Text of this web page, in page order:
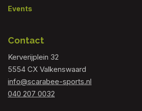
Events
Contact
Kerverijplein 32
5554 CX Valkenswaard
info@scarabee-sports.nl
040 207 0032